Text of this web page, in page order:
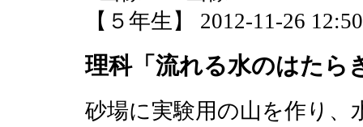
【５年生】 2012-11-26
理科「流れる水のはたら
砂場に実験用の山を作り、